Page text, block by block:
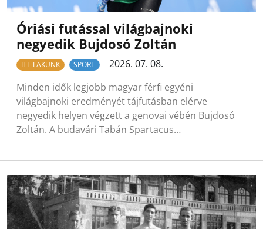
Óriási futással világbajnoki
negyedik Bujdosó Zoltán
ITT LAKUNK SPORT
2026. 07. 08.
Minden idők legjobb magyar férfi egyéni
világbajnoki eredményét tájfutásban elérve
negyedik helyen végzett a genovai vébén Bujdosó
Zoltán. A budavári Tabán Spartacus…